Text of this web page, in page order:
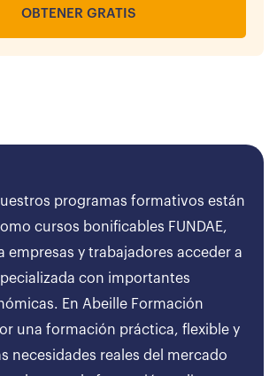
OBTENER GRATIS
programas formativos están
cursos bonificables FUNDAE,
empresas y trabajadores acceder a
con importantes
En Abeille Formación
una formación práctica, flexible y
necesidades reales del mercado